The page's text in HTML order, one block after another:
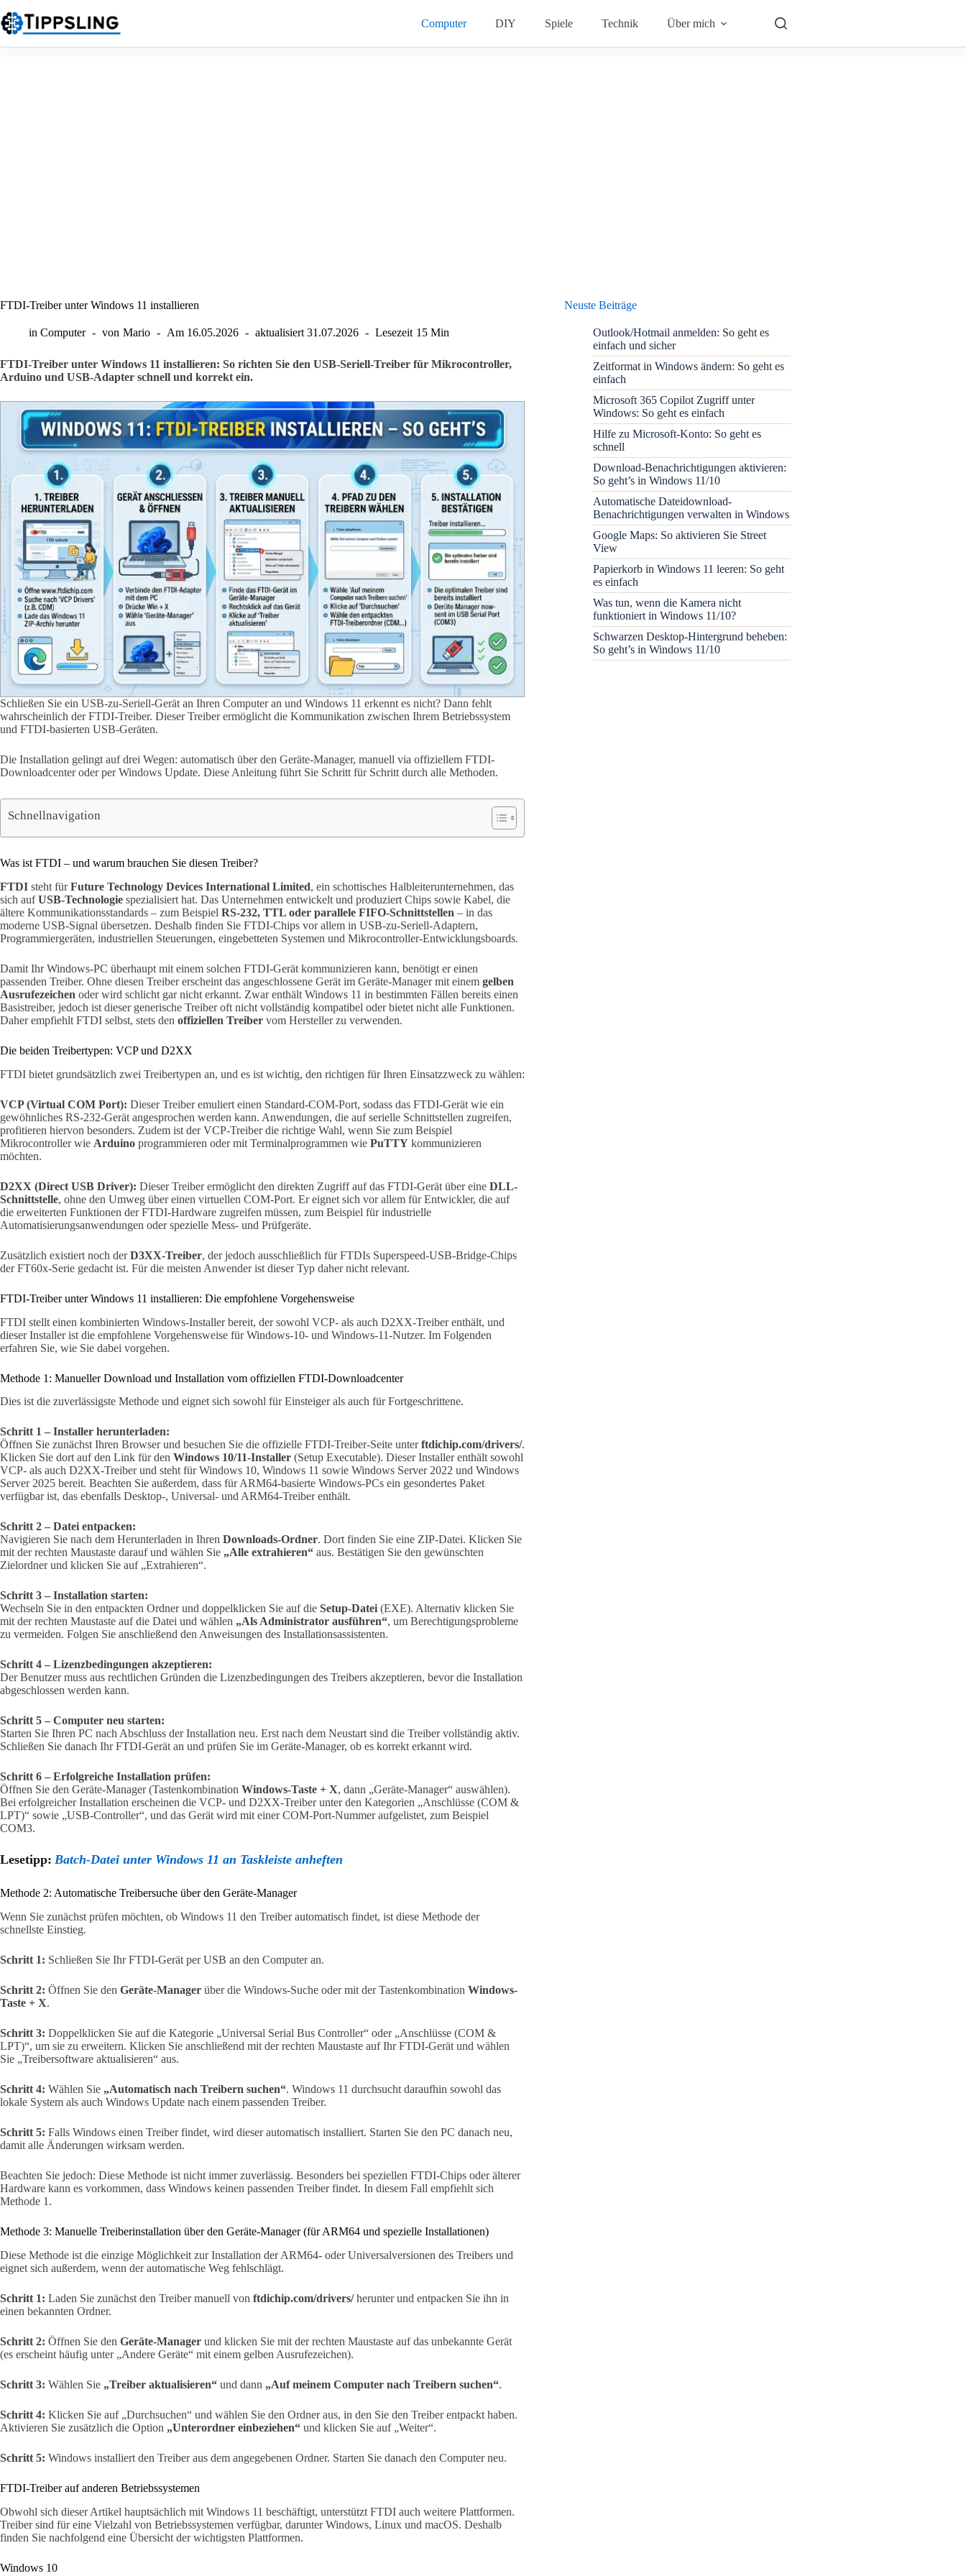
Inhalt
springen
Computer DIY Spiele Technik Über mich
FTDI-Treiber unter Windows 11 installieren
in Computer von Mario Am 16.05.2026 aktualisiert 31.07.2026 Lesezeit 15 Min
FTDI-Treiber unter Windows 11 installieren: So richten Sie den USB-Seriell-Treiber für Mikrocontroller,
Arduino und USB-Adapter schnell und korrekt ein.
Schließen Sie ein USB-zu-Seriell-Gerät an Ihren Computer an und Windows 11 erkennt es nicht? Dann fehlt
wahrscheinlich der FTDI-Treiber. Dieser Treiber ermöglicht die Kommunikation zwischen Ihrem Betriebssystem
und FTDI-basierten USB-Geräten.
Die Installation gelingt auf drei Wegen: automatisch über den Geräte-Manager, manuell via offiziellem FTDI-
Downloadcenter oder per Windows Update. Diese Anleitung führt Sie Schritt für Schritt durch alle Methoden.
Schnellnavigation
Was ist FTDI – und warum brauchen Sie diesen Treiber?
FTDI steht fürFuture Technology Devices International Limited, ein schottisches Halbleiterunternehmen, das
sich aufUSB-Technologie spezialisiert hat. Das Unternehmen entwickelt und produziert Chips sowie Kabel, die
ältere Kommunikationsstandards – zum Beispiel RS-232, TTL oder parallele FIFO-Schnittstellen – in das
moderne USB-Signal übersetzen. Deshalb finden Sie FTDI-Chips vor allem in USB-zu-Seriell-Adaptern,
Programmiergeräten, industriellen Steuerungen, eingebetteten Systemen und Mikrocontroller-Entwicklungsboards.
Damit Ihr Windows-PC überhaupt mit einem solchen FTDI-Gerät kommunizieren kann, benötigt er einen
passenden Treiber. Ohne diesen Treiber erscheint das angeschlossene Gerät im Geräte-Manager mit einem gelben
Ausrufezeichen oder wird schlicht gar nicht erkannt. Zwar enthält Windows 11 in bestimmten Fällen bereits einen
Basistreiber, jedoch ist dieser generische Treiber oft nicht vollständig kompatibel oder bietet nicht alle Funktionen.
Daher empfiehlt FTDI selbst, stets den offiziellen Treiber vom Hersteller zu verwenden.
Die beiden Treibertypen: VCP und D2XX
FTDI bietet grundsätzlich zwei Treibertypen an, und es ist wichtig, den richtigen für Ihren Einsatzzweck zu wählen:
VCP (Virtual COM Port): Dieser Treiber emuliert einen Standard-COM-Port, sodass das FTDI-Gerät wie ein
gewöhnliches RS-232-Gerät angesprochen werden kann. Anwendungen, die auf serielle Schnittstellen zugreifen,
profitieren hiervon besonders. Zudem ist der VCP-Treiber die richtige Wahl, wenn Sie zum Beispiel
Mikrocontroller wie Arduino programmieren oder mit Terminalprogrammen wie PuTTY kommunizieren
möchten.
D2XX (Direct USB Driver): Dieser Treiber ermöglicht den direkten Zugriff auf das FTDI-Gerät über eine DLL-
Schnittstelle, ohne den Umweg über einen virtuellen COM-Port. Er eignet sich vor allem für Entwickler, die auf
die erweiterten Funktionen der FTDI-Hardware zugreifen müssen, zum Beispiel für industrielle
Automatisierungsanwendungen oder spezielle Mess- und Prüfgeräte.
Zusätzlich existiert noch derD3XX-Treiber, der jedoch ausschließlich für FTDIs Superspeed-USB-Bridge-Chips
der FT60x-Serie gedacht ist. Für die meisten Anwender ist dieser Typ daher nicht relevant.
FTDI-Treiber unter Windows 11 installieren: Die empfohlene Vorgehensweise
FTDI stellt einen kombinierten Windows-Installer bereit, der sowohl VCP- als auch D2XX-Treiber enthält, und
dieser Installer ist die empfohlene Vorgehensweise für Windows-10- und Windows-11-Nutzer. Im Folgenden
erfahren Sie, wie Sie dabei vorgehen.
Methode 1: Manueller Download und Installation vom offiziellen FTDI-Downloadcenter
Dies ist die zuverlässigste Methode und eignet sich sowohl für Einsteiger als auch für Fortgeschrittene.
Schritt 1 – Installer herunterladen:
Öffnen Sie zunächst Ihren Browser und besuchen Sie die offizielle FTDI-Treiber-Seite unterftdichip.com/drivers/.
Klicken Sie dort auf den Link für den Windows 10/11-Installer (Setup Executable). Dieser Installer enthält sowohl
VCP- als auch D2XX-Treiber und steht für Windows 10, Windows 11 sowie Windows Server 2022 und Windows
Server 2025 bereit. Beachten Sie außerdem, dass für ARM64-basierte Windows-PCs ein gesondertes Paket
verfügbar ist, das ebenfalls Desktop-, Universal- und ARM64-Treiber enthält.
Schritt 2 – Datei entpacken:
Navigieren Sie nach dem Herunterladen in Ihren Downloads-Ordner. Dort finden Sie eine ZIP-Datei. Klicken Sie
mit der rechten Maustaste darauf und wählen Sie „Alle extrahieren“ aus. Bestätigen Sie den gewünschten
Zielordner und klicken Sie auf „Extrahieren“.
Schritt 3 – Installation starten:
Wechseln Sie in den entpackten Ordner und doppelklicken Sie auf die Setup-Datei (EXE). Alternativ klicken Sie
mit der rechten Maustaste auf die Datei und wählen „Als Administrator ausführen“, um Berechtigungsprobleme
zu vermeiden. Folgen Sie anschließend den Anweisungen des Installationsassistenten.
Schritt 4 – Lizenzbedingungen akzeptieren:
Der Benutzer muss aus rechtlichen Gründen die Lizenzbedingungen des Treibers akzeptieren, bevor die Installation
abgeschlossen werden kann.
Schritt 5 – Computer neu starten:
Starten Sie Ihren PC nach Abschluss der Installation neu. Erst nach dem Neustart sind die Treiber vollständig aktiv.
Schließen Sie danach Ihr FTDI-Gerät an und prüfen Sie im Geräte-Manager, ob es korrekt erkannt wird.
Schritt 6 – Erfolgreiche Installation prüfen:
Öffnen Sie den Geräte-Manager (Tastenkombination Windows-Taste + X, dann „Geräte-Manager“ auswählen).
Bei erfolgreicher Installation erscheinen die VCP- und D2XX-Treiber unter den Kategorien „Anschlüsse (COM &
LPT)“ sowie „USB-Controller“, und das Gerät wird mit einer COM-Port-Nummer aufgelistet, zum Beispiel
COM3.
Lesetipp: Batch-Datei unter Windows 11 an Taskleiste anheften
Methode 2: Automatische Treibersuche über den Geräte-Manager
Wenn Sie zunächst prüfen möchten, ob Windows 11 den Treiber automatisch findet, ist diese Methode der
schnellste Einstieg.
Schritt 1: Schließen Sie Ihr FTDI-Gerät per USB an den Computer an.
Schritt 2: Öffnen Sie den Geräte-Manager über die Windows-Suche oder mit der Tastenkombination Windows-
Taste + X.
Schritt 3: Doppelklicken Sie auf die Kategorie „Universal Serial Bus Controller“ oder „Anschlüsse (COM &
LPT)“, um sie zu erweitern. Klicken Sie anschließend mit der rechten Maustaste auf Ihr FTDI-Gerät und wählen
Sie „Treibersoftware aktualisieren“ aus.
Schritt 4: Wählen Sie „Automatisch nach Treibern suchen“. Windows 11 durchsucht daraufhin sowohl das
lokale System als auch Windows Update nach einem passenden Treiber.
Schritt 5: Falls Windows einen Treiber findet, wird dieser automatisch installiert. Starten Sie den PC danach neu,
damit alle Änderungen wirksam werden.
Beachten Sie jedoch: Diese Methode ist nicht immer zuverlässig. Besonders bei speziellen FTDI-Chips oder älterer
Hardware kann es vorkommen, dass Windows keinen passenden Treiber findet. In diesem Fall empfiehlt sich
Methode 1.
Methode 3: Manuelle Treiberinstallation über den Geräte-Manager (für ARM64 und spezielle Installationen)
Diese Methode ist die einzige Möglichkeit zur Installation der ARM64- oder Universalversionen des Treibers und
eignet sich außerdem, wenn der automatische Weg fehlschlägt.
Schritt 1: Laden Sie zunächst den Treiber manuell von ftdichip.com/drivers/herunter und entpacken Sie ihn in
einen bekannten Ordner.
Schritt 2: Öffnen Sie den Geräte-Manager und klicken Sie mit der rechten Maustaste auf das unbekannte Gerät
(es erscheint häufig unter „Andere Geräte“ mit einem gelben Ausrufezeichen).
Schritt 3: Wählen Sie „Treiber aktualisieren“ und dann „Auf meinem Computer nach Treibern suchen“.
Schritt 4: Klicken Sie auf „Durchsuchen“ und wählen Sie den Ordner aus, in den Sie den Treiber entpackt haben.
Aktivieren Sie zusätzlich die Option „Unterordner einbeziehen“ und klicken Sie auf „Weiter“.
Schritt 5: Windows installiert den Treiber aus dem angegebenen Ordner. Starten Sie danach den Computer neu.
FTDI-Treiber auf anderen Betriebssystemen
Obwohl sich dieser Artikel hauptsächlich mit Windows 11 beschäftigt, unterstützt FTDI auch weitere Plattformen.
Treiber sind für eine Vielzahl von Betriebssystemen verfügbar, darunter Windows, Linux und macOS. Deshalb
finden Sie nachfolgend eine Übersicht der wichtigsten Plattformen.
Windows 10
Neuste Beiträge
Outlook/Hotmail anmelden: So geht es
einfach und sicher
Zeitformat in Windows ändern: So geht es
einfach
Microsoft 365 Copilot Zugriff unter
Windows: So geht es einfach
Hilfe zu Microsoft-Konto: So geht es
schnell
Download-Benachrichtigungen aktivieren:
So geht’s in Windows 11/10
Automatische Dateidownload-
Benachrichtigungen verwalten in Windows
Google Maps: So aktivieren Sie Street
View
Papierkorb in Windows 11 leeren: So geht
es einfach
Was tun, wenn die Kamera nicht
funktioniert in Windows 11/10?
Schwarzen Desktop-Hintergrund beheben:
So geht’s in Windows 11/10